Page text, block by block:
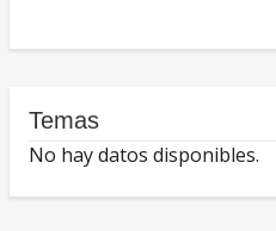
Temas
No hay datos disponibles.